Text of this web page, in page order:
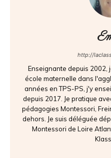
http://
Enseignante depuis 2002,
école maternelle dans
années en TPS-PS, j'y
depuis 2017. Je pratique
pédagogies Montessori,
dehors. Je suis déléguée
Montessori de Loire